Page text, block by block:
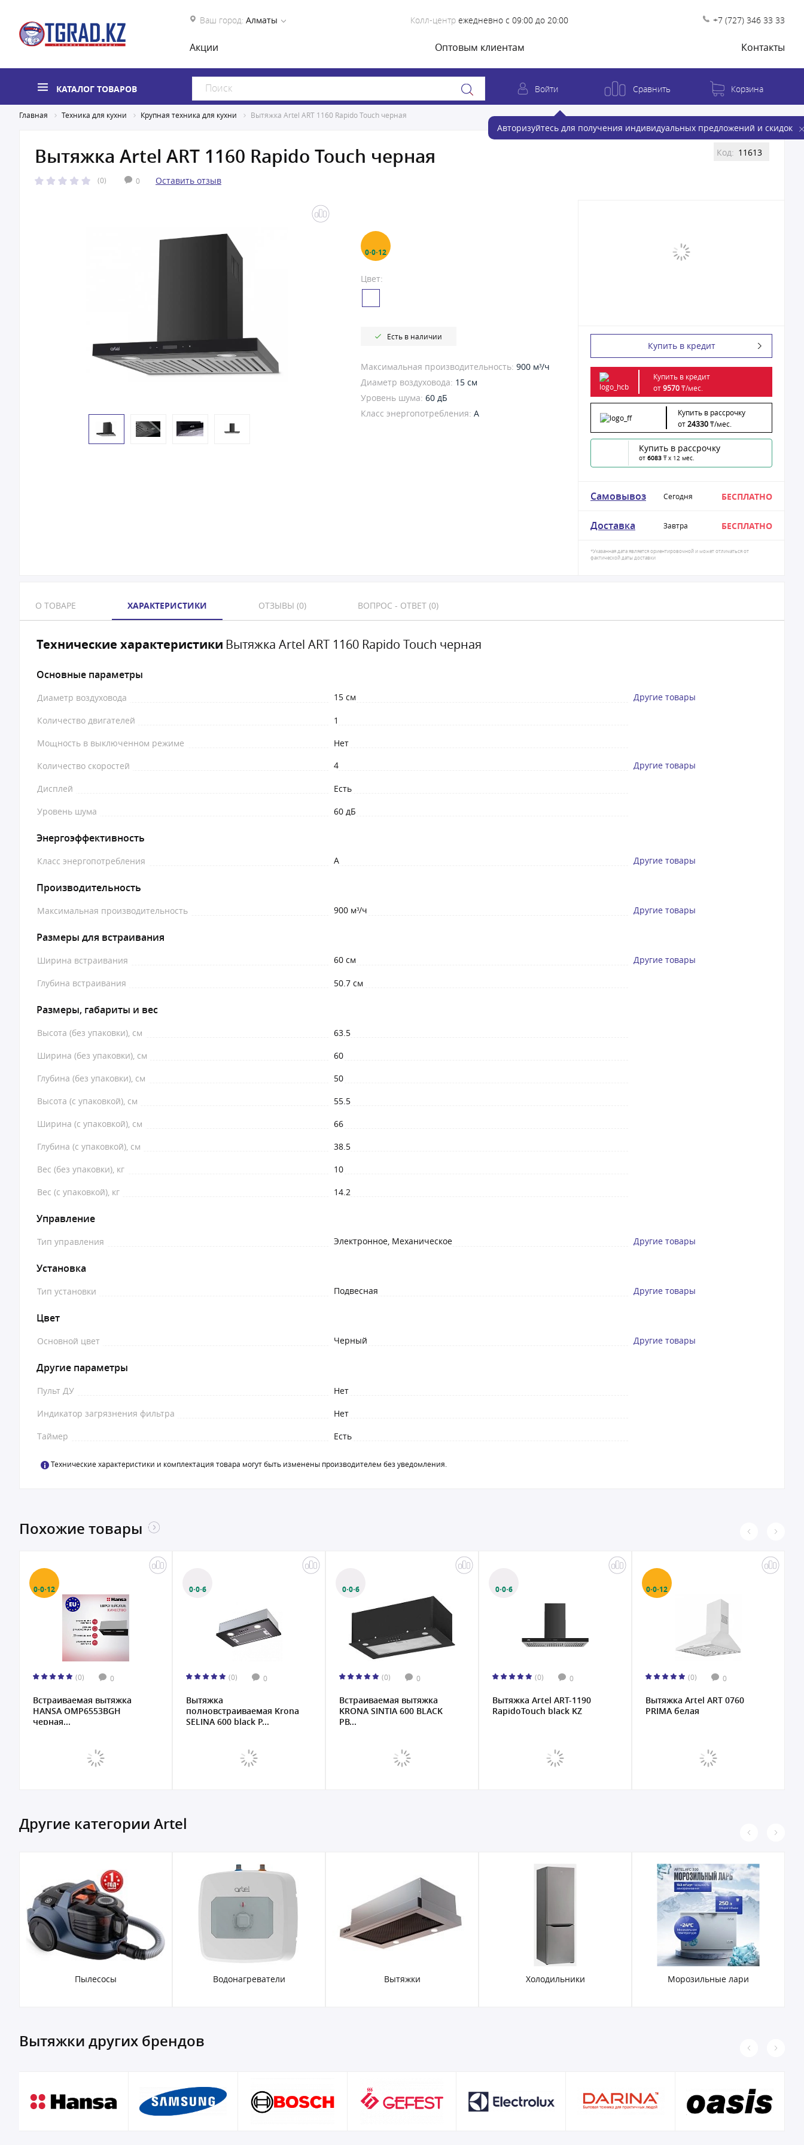
Ваш город: Алматы Колл-центр ежедневно с 09:00 до 20:00 +7 (727) 346 33 33
Акции Оптовым клиентам Контакты
КАТАЛОГ ТОВАРОВ Войти
Авторизуйтесь для получения индивидуальных предложений и скидок
Сравнить Корзина
Главная Техника для кухни Крупная техника для кухни Вытяжка Artel ART 1160 Rapido Touch черная
Вытяжка Artel ART 1160 Rapido Touch черная
(0) 0 Оставить отзыв
Код: 11613
0·0·12
Цвет:
Есть в наличии
Максимальная производительность: 900 м³/ч
Диаметр воздуховода: 15 см
Уровень шума: 60 дБ
Класс энергопотребления: A
Купить в кредит
Купить в кредит
от9570₸/мес.
Купить в рассрочку
от24330₸/мес.
Купить в рассрочку
от 6083 ₸ x 12 мес.
Самовывоз Сегодня БЕСПЛАТНО
Доставка Завтра БЕСПЛАТНО
*Указанная дата является ориентировочной и может отличаться от
фактической даты доставки
О ТОВАРЕ ХАРАКТЕРИСТИКИ ОТЗЫВЫ (0) ВОПРОС - ОТВЕТ (0)
Технические характеристики Вытяжка Artel ART 1160 Rapido Touch черная
Основные параметры
Диаметр воздуховода 15 см Другие товары
Количество двигателей
1
Мощность в выключенном режиме
Нет
Количество скоростей
4 Другие товары
Дисплей
Есть
Уровень шума
60 дБ
Энергоэффективность
Класс энергопотребления A Другие товары
Производительность
Максимальная производительность 900 м³/ч Другие товары
Размеры для встраивания
Ширина встраивания 60 см Другие товары
Глубина встраивания 50.7 см
Размеры, габариты и вес
Высота (без упаковки), см
63.5
Ширина (без упаковки), см
60
Глубина (без упаковки), см
50
Высота (с упаковкой), см
55.5
Ширина (с упаковкой), см
66
Глубина (с упаковкой), см
38.5
Вес (без упаковки), кг
10
Вес (с упаковкой), кг
14.2
Управление
Тип управления Электронное, Механическое Другие товары
Установка
Тип установки Подвесная Другие товары
Цвет
Основной цвет Черный Другие товары
Другие параметры
Пульт ДУ
Нет
Индикатор загрязнения фильтра
Нет
Таймер
Есть
Технические характеристики и комплектация товара могут быть изменены производителем без уведомления.
Похожие товары
0·0·12
(0) 0
Встраиваемая вытяжка
HANSA OMP6553BGH
черная...
0·0·6
(0) 0
Вытяжка
полновстраиваемая Krona
SELINA 600 black P...
0·0·6
(0) 0
Встраиваемая вытяжка
KRONA SINTIA 600 BLACK
PB...
0·0·6
(0) 0
Вытяжка Artel ART-1190
RapidoTouch black KZ
0·0·12
(0) 0
Вытяжка Artel ART 0760
PRIMA белая
Другие категории Artel
Пылесосы Водонагреватели Вытяжки Холодильники Морозильные лари
Вытяжки других брендов